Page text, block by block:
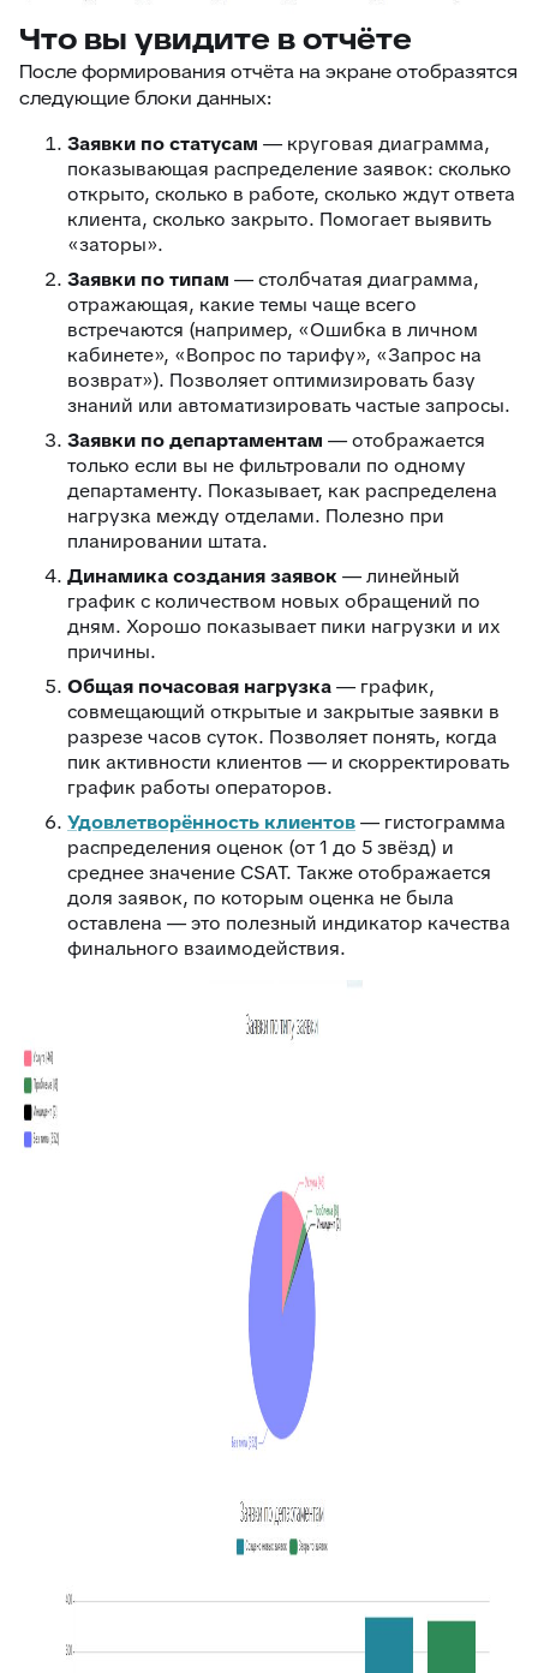
Что вы увидите в отчёте
После формирования отчёта на экране отобразятся
следующие блоки данных:
Заявки по статусам — круговая диаграмма,
показывающая распределение заявок: сколько
открыто, сколько в работе, сколько ждут ответа
клиента, сколько закрыто. Помогает выявить
«заторы».
Заявки по типам — столбчатая диаграмма,
отражающая, какие темы чаще всего
встречаются (например, «Ошибка в личном
кабинете», «Вопрос по тарифу», «Запрос на
возврат»). Позволяет оптимизировать базу
знаний или автоматизировать частые запросы.
Заявки по департаментам — отображается
только если вы не фильтровали по одному
департаменту. Показывает, как распределена
нагрузка между отделами. Полезно при
планировании штата.
Динамика создания заявок — линейный
график с количеством новых обращений по
дням. Хорошо показывает пики нагрузки и их
причины.
Общая почасовая нагрузка— график,
совмещающий открытые и закрытые заявки в
разрезе часов суток. Позволяет понять, когда
пик активности клиентов — и скорректировать
график работы операторов.
Удовлетворённость клиентов— гистограмма
распределения оценок (от 1 до 5 звёзд) и
среднее значение CSAT. Также отображается
доля заявок, по которым оценка не была
оставлена — это полезный индикатор качества
финального взаимодействия.